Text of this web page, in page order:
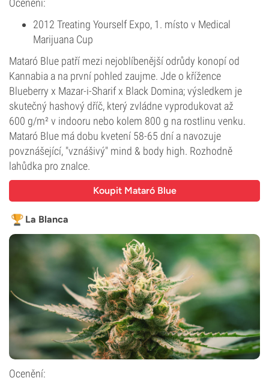
2012 Treating Yourself Expo, 1. místo v Medical
Marijuana Cup
Mataró Blue patří mezi nejoblíbenější odrůdy konopí od
Kannabia a na první pohled zaujme. Jde o křížence
Blueberry x Mazar-i-Sharif x Black Domina; výsledkem je
skutečný hashový dříč, který zvládne vyprodukovat až
600 g/m² v indooru nebo kolem 800 g na rostlinu venku.
Mataró Blue má dobu kvetení 58-65 dní a navozuje
povznášející, "vznášivý" mind & body high. Rozhodně
lahůdka pro znalce.
Koupit Mataró Blue
La Blanca
Ocenění: